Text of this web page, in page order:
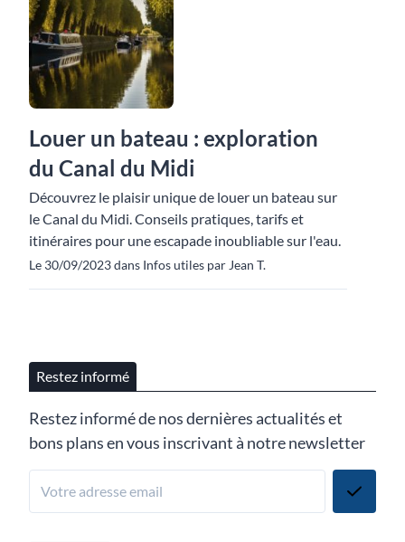
Louer un bateau : exploration
du Canal du Midi
Découvrez le plaisir unique de louer un bateau sur
le Canal du Midi. Conseils pratiques, tarifs et
itinéraires pour une escapade inoubliable sur l'eau.
Le 30/09/2023 dans Infos utiles par Jean T.
Restez informé
Restez informé de nos dernières actualités et
bons plans en vous inscrivant à notre newsletter